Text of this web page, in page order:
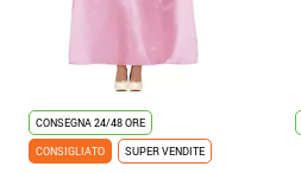
CONSEGNA 24/48 ORE
CONSIGLIATO
SUPER VENDITE